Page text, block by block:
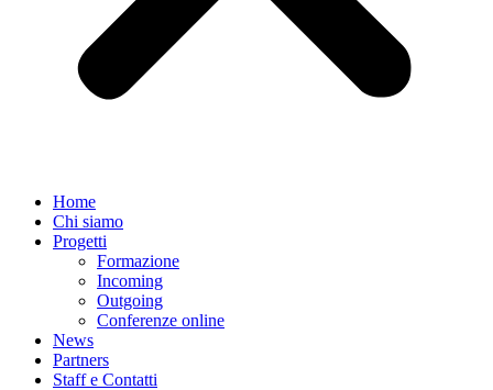
Home
Chi siamo
Progetti
Formazione
Incoming
Outgoing
Conferenze online
News
Partners
Staff e Contatti